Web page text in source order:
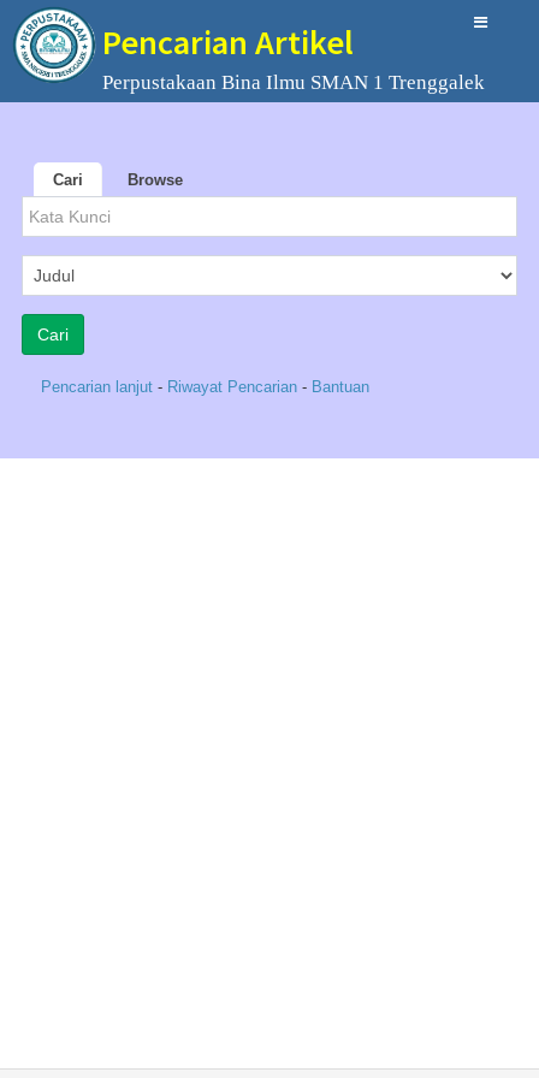
Pencarian Artikel
Perpustakaan Bina Ilmu SMAN 1 Trenggalek
Cari Browse
Pencarian lanjut - Riwayat Pencarian - Bantuan